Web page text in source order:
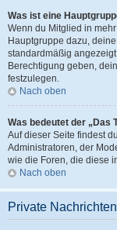
Was ist eine
Wenn du Mitglied in
Hauptgruppe dazu,
standardmäßig
Berechtigung geben,
festzulegen.
Nach oben
Was bedeutet der „Das
Auf dieser Seite findest
Administratoren, der
wie die Foren, die diese
Nach oben
Private Nachrichten